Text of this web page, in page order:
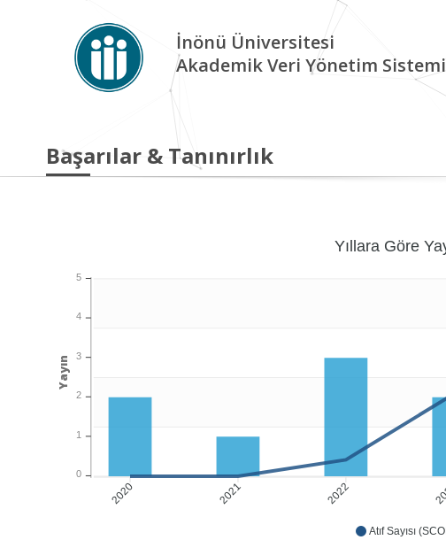
İnönü Üniversitesi
Akademik Veri Yönetim Sistemi
Başarılar & Tanınırlık
Atıf Sayısı
2020 2021 2022
Yıllara Göre
5
4
3
2
1
0
Yayın